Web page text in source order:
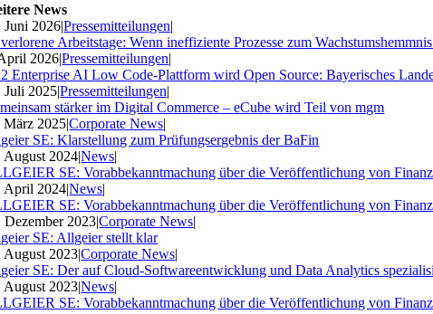
News
Juni 2026|Pressemitteilungen|
Arbeitstage: Wenn ineffiziente Prozesse zum
2026|Pressemitteilungen|
Enterprise AI Low Code-Plattform wird Open Source: Bayerisches
Juli 2025|Pressemitteilungen|
stärker im Digital Commerce – eCube wird Teil von mgm
März 2025|Corporate News|
SE: Klarstellung zum Prüfungsergebnis der BaFin
August 2024|News|
SE: Vorabbekanntmachung über die Veröffentlichung von
April 2024|News|
SE: Vorabbekanntmachung über die Veröffentlichung von
Dezember 2023|Corporate News|
SE: Allgeier stellt klar
August 2023|Corporate News|
SE: Der auf Cloud-Softwareentwicklung und Data Analytics
August 2023|News|
SE: Vorabbekanntmachung über die Veröffentlichung von